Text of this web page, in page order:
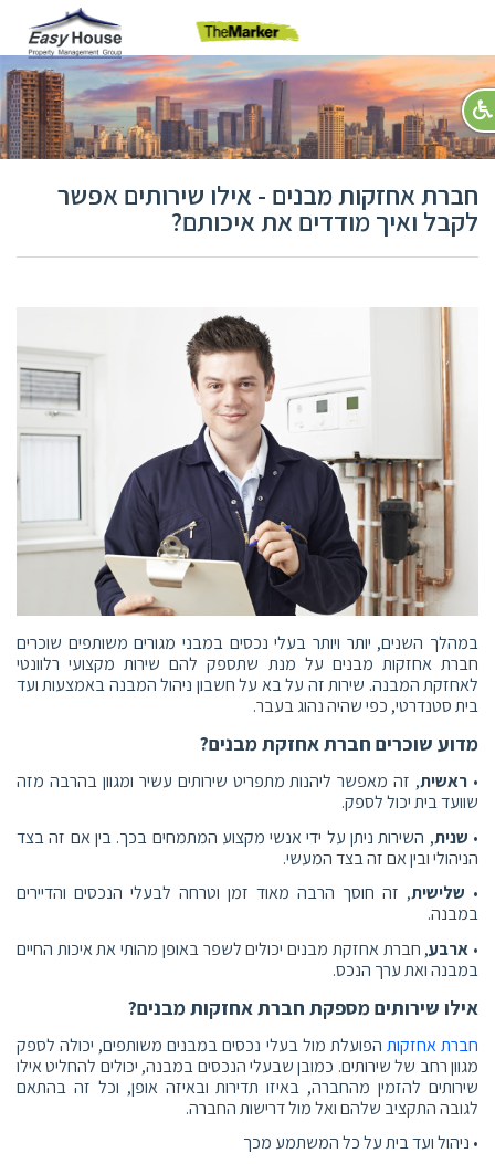
חברת אחזקות מבנים - אילו שירותים אפשר
לקבל ואיך מודדים את איכותם?
במהלך השנים, יותר ויותר בעלי נכסים במבני מגורים משותפים שוכרים
חברת אחזקות מבנים על מנת שתספק להם שירות מקצועי רלוונטי
לאחזקת המבנה. שירות זה על בא על חשבון ניהול המבנה באמצעות ועד
בית סטנדרטי, כפי שהיה נהוג בעבר.
מדוע שוכרים חברת אחזקת מבנים?
• ראשית, זה מאפשר ליהנות מתפריט שירותים עשיר ומגוון בהרבה מזה
שוועד בית יכול לספק.
• שנית, השירות ניתן על ידי אנשי מקצוע המתמחים בכך. בין אם זה בצד
הניהולי ובין אם זה בצד המעשי.
• שלישית, זה חוסך הרבה מאוד זמן וטרחה לבעלי הנכסים והדיירים
במבנה.
• ארבע, חברת אחזקת מבנים יכולים לשפר באופן מהותי את איכות החיים
במבנה ואת ערך הנכס.
אילו שירותים מספקת חברת אחזקות מבנים?
חברת אחזקות הפועלת מול בעלי נכסים במבנים משותפים, יכולה לספק
מגוון רחב של שירותים. כמובן שבעלי הנכסים במבנה, יכולים להחליט אילו
שירותים להזמין מהחברה, באיזו תדירות ובאיזה אופן, וכל זה בהתאם
לגובה התקציב שלהם ואל מול דרישות החברה.
• ניהול ועד בית על כל המשתמע מכך